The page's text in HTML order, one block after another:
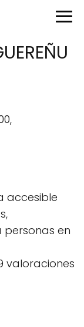
accesible
en
valoraciones